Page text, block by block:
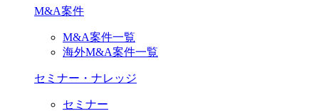
M&A案件
M&A案件一覧
海外M&A案件一覧
セミナー・ナレッジ
セミナー